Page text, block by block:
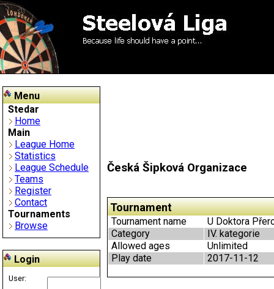
Menu
Stedar
Home
Main
League Home
Statistics
League Schedule
Teams
Register
Contact
Tournaments
Browse
Login
User:
Česká Šipková Organizace
Tournament
Tournament name
U Doktora
Category
IV. kategorie
Allowed ages
Unlimited
Play date
2017-11-12